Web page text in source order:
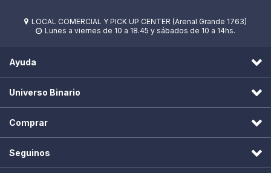
 LOCAL COMERCIAL Y PICK UP CENTER (Arenal Grande 1763)
 Lunes a viernes de 10 a 18.45 y sábados de 10 a 14hs.
Ayuda
Universo Binario
Comprar
Seguinos